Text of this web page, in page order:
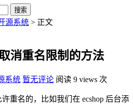
源系统 > 正文
消重名限制的方法
系统 暂无评论 阅读 9 views 次
重名的，比如我们在 ecshop 后台添